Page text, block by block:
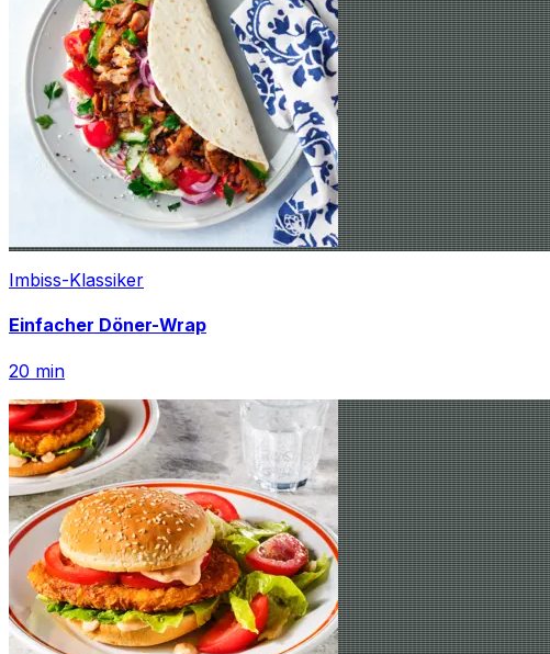
Imbiss-Klassiker
Einfacher Döner-Wrap
20 min